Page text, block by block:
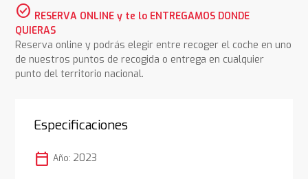
check_circle RESERVA ONLINE y te lo ENTREGAMOS DONDE
QUIERAS
Reserva online y podrás elegir entre recoger el coche en uno
de nuestros puntos de recogida o entrega en cualquier
punto del territorio nacional.
Especificaciones
calendar_today Año: 2023